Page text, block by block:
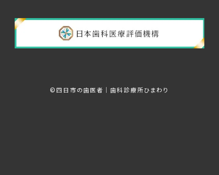
©︎四日市の歯医者｜歯科診療所ひまわり